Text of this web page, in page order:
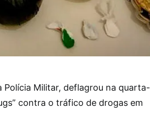
Polícia Militar, deflagrou na quarta-
contra o tráfico de drogas em